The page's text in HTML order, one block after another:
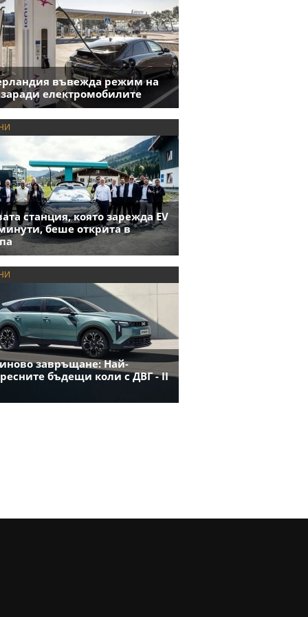
въвежда режим на
заради електромобилите
станция, която зарежда EV
беше открита в
завръщане: Най-
бъдещи коли с ДВГ - II